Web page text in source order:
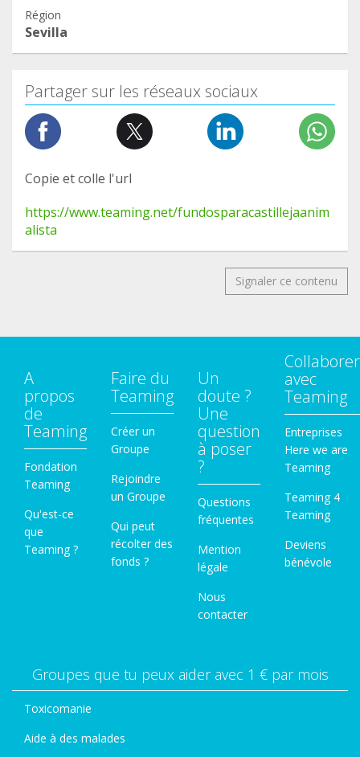
Région
Sevilla
Partager sur les réseaux sociaux
Copie et colle l'url
https://www.teaming.net/fundosparacastillejaanim
alista
Signaler ce contenu
A
propos
de
Teaming
Fondation
Teaming
Qu'est-ce
que
Teaming ?
Faire du
Teaming
Créer un
Groupe
Rejoindre
un Groupe
Qui peut
récolter des
fonds ?
Un
doute ?
Une
question
à poser
?
Questions
fréquentes
Mention
légale
Nous
contacter
Collaborer
avec
Teaming
Entreprises
Here we are
Teaming
Teaming 4
Teaming
Deviens
bénévole
Groupes que tu peux aider avec 1 € par mois
Toxicomanie
Aide à des malades